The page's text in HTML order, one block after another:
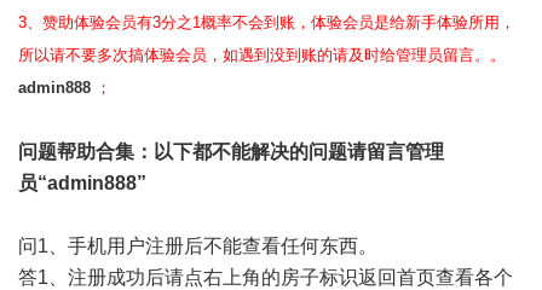
3、赞助体验会员有3分之1概率不会到账，体验会员是给新手体验所用，
所以请不要多次搞体验会员，如遇到没到账的请及时给管理员留言。。
admin888 ；
问题帮助合集 ：以下都不能解决的问题请留言管理
员“admin888”
问1、手机用户注册后不能查看任何东西。
答1、注册成功后请点右上角的房子标识返回首页查看各个